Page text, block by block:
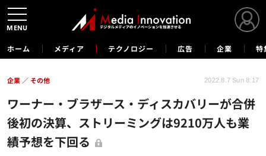
ホーム メディア テクノロジー 広告 企業 特
ワーナー・ブラザース・ディスカバリーが合併
後初の決算、ストリーミングは9210万人も業
績予想を下回る
企業 その他 2022.8.7 Sun 8:17
MENU